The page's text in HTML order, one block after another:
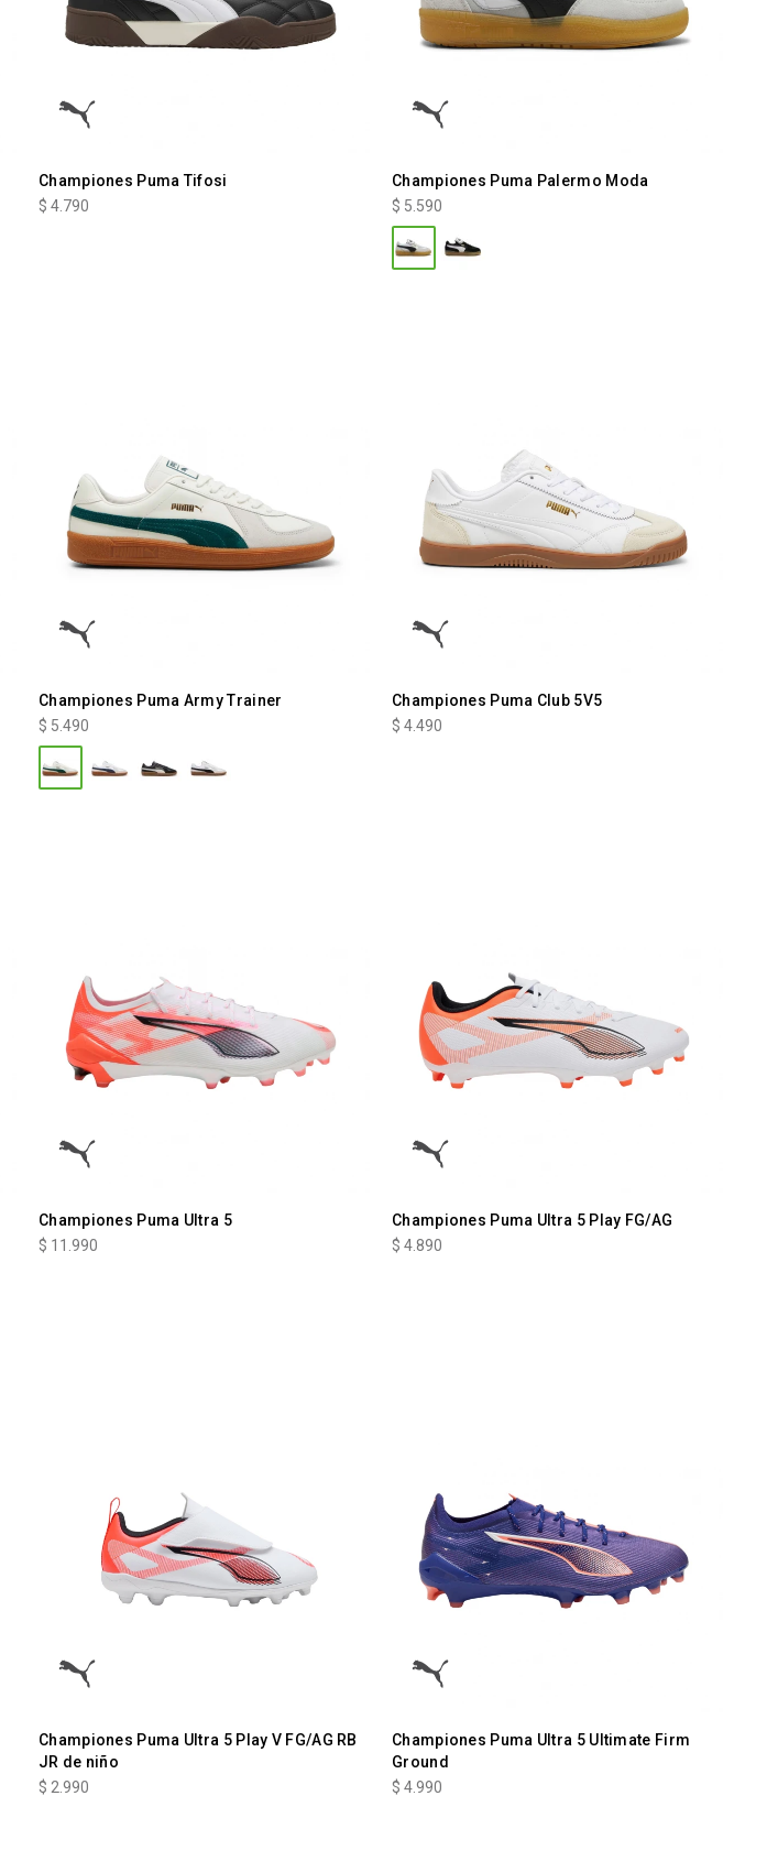
Championes Puma Tifosi
$ 4.790
Championes Puma Palermo Moda
$ 5.590
Championes Puma Army Trainer
$ 5.490
Championes Puma Club 5V5
$ 4.490
Championes Puma Ultra 5
$ 11.990
Championes Puma Ultra 5 Play FG/AG
$ 4.890
Championes Puma Ultra 5 Play V FG/AG RB
JR de niño
$ 2.990
Championes Puma Ultra 5 Ultimate Firm
Ground
$ 4.990